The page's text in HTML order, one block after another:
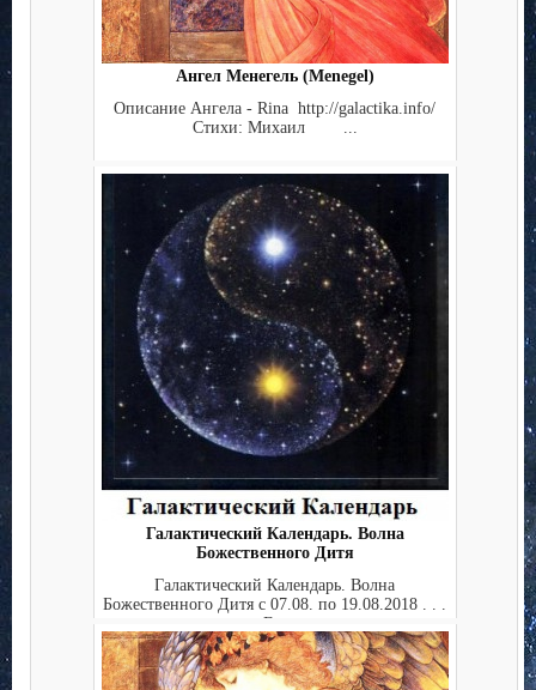
Ангел Менегель (Menegel)
Описание Ангела - Rina http://galactika.info/
Стихи: Михаил ...
Галактический Календарь. Волна
Божественного Дитя
Галактический Календарь. Волна
Божественного Дитя с 07.08. по 19.08.2018 . . .
. . . . Ежедн...